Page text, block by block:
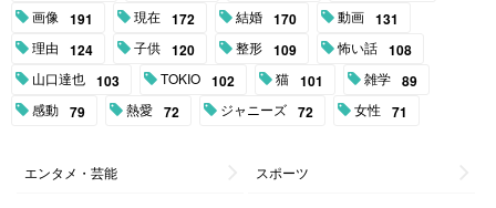
画像 191 現在 172 結婚 170 動画 131
理由 124 子供 120 整形 109 怖い話 108
山口達也 103 TOKIO 102 猫 101 雑学 89
感動 79 熱愛 72 ジャニーズ 72 女性 71
エンタメ・芸能 スポーツ